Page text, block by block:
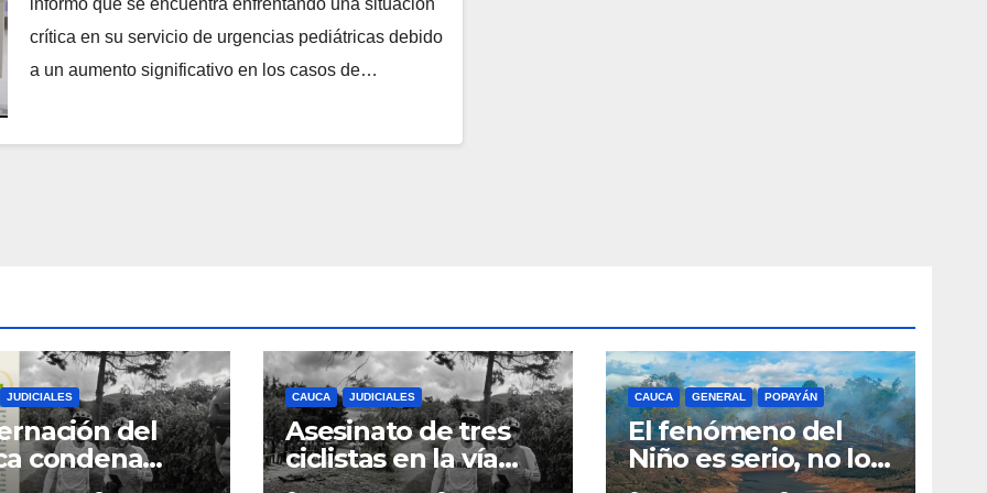
informó que se encuentra enfrentando una situación
crítica en su servicio de urgencias pediátricas debido
a un aumento significativo en los casos de…
JUDICIALES
del
condena
de tres
CAUCA JUDICIALES
Asesinato de tres
ciclistas en la vía
Totoró – Silvia,
CAUCA GENERAL POPAYÁN
El fenómeno del
Niño es serio, no lo
tome a juego